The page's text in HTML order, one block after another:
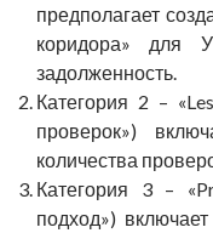
предполагает
коридора» для
задолженность.
Категория 2 –
проверок»)
количества
Категория 3 –
подход»)